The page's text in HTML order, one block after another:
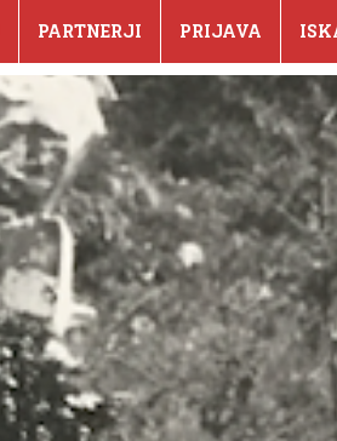
PARTNERJI PRIJAVA